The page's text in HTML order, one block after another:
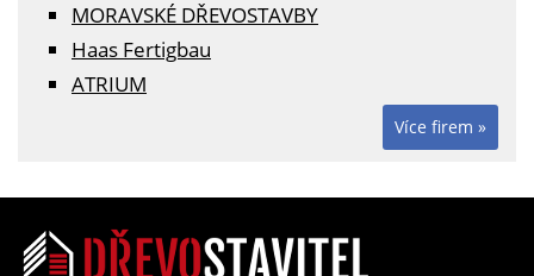
MORAVSKÉ DŘEVOSTAVBY
Haas Fertigbau
ATRIUM
Více firem »